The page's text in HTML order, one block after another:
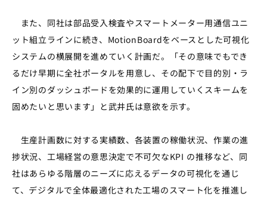
また、同社は部品受入検査やスマートメーター用通信ユニ
ット組立ラインに続き、MotionBoardをベースとした可視化
システムの横展開を進めていく計画だ。「その意味でもでき
るだけ早期に全社ポータルを用意し、その配下で目的別・ラ
イン別のダッシュボードを効果的に運用していくスキームを
固めたいと思います」と武井氏は意欲を示す。
生産計画数に対する実績数、各装置の稼働状況、作業の進
捗状況、工場経営の意思決定で不可欠なKPI の推移など、同
社はあらゆる階層のニーズに応えるデータの可視化を通じ
て、デジタルで全体最適化された工場のスマート化を推進し